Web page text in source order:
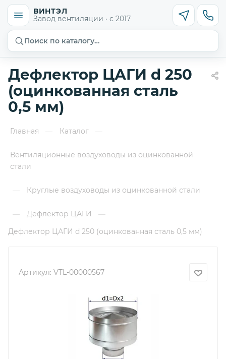
ВИНТЭЛ
Завод вентиляции · с 2017
Поиск по каталогу…
Дефлектор ЦАГИ d 250
(оцинкованная сталь
0,5 мм)
Главная — Каталог —
Вентиляционные воздуховоды из оцинкованной
стали
— Круглые воздуховоды из оцинкованной стали
— Дефлектор ЦАГИ
—
Дефлектор ЦАГИ d 250 (оцинкованная сталь 0,5 мм)
Артикул: VTL-00000567